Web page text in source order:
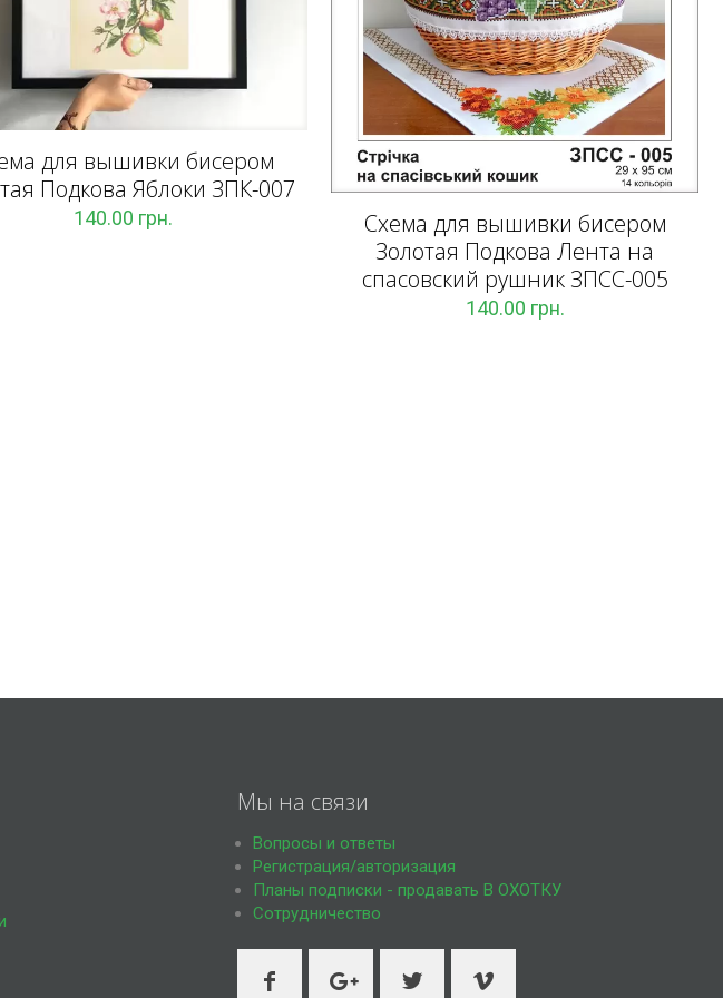
для вышивки бисером
Подкова Яблоки ЗПК-007
140.00 грн.
Схема для вышивки бисером
Золотая Подкова Лента на
спасовский рушник ЗПCC-005
140.00 грн.
Мы на связи
Вопросы и ответы
Регистрация/авторизация
Планы подписки - продавать В ОХОТКУ
Сотрудничество